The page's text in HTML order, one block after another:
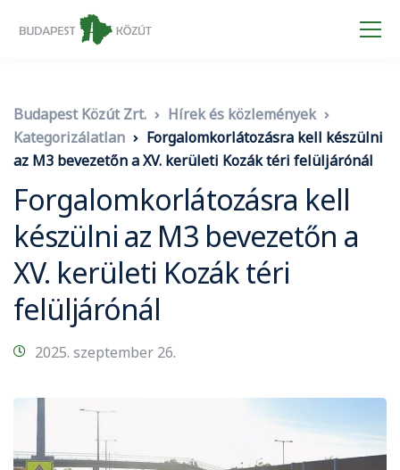
Budapest Közút Zrt.
Hírek és közlemények
Kategorizálatlan
Forgalomkorlátozásra kell készülni
az M3 bevezetőn a XV. kerületi Kozák téri felüljárónál
Forgalomkorlátozásra kell
készülni az M3 bevezetőn a
XV. kerületi Kozák téri
felüljárónál
2025. szeptember 26.